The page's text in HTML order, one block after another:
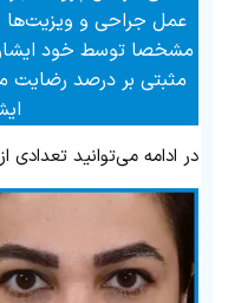
عمل جراحی و ویزیت‌ها
مشخصا توسط خود ایشان
مثبتی بر درصد رضایت
در ادامه می‌توانید تعدادی از